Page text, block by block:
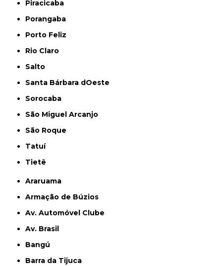
Piracicaba
Porangaba
Porto Feliz
Rio Claro
Salto
Santa Bárbara dOeste
Sorocaba
São Miguel Arcanjo
São Roque
Tatuí
Tietê
Araruama
Armação de Búzios
Av. Automóvel Clube
Av. Brasil
Bangú
Barra da Tijuca